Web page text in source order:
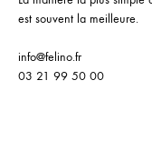
est souvent la meilleure.
info@felino.fr
03 21 99 50 00